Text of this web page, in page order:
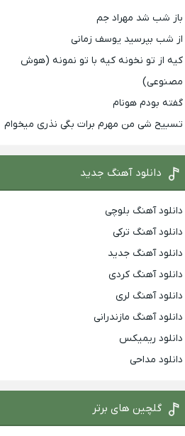
باز شب شد مهراد جم
از شب بپرسید یوسف زمانی
کیه از تو نخونه کیه با تو نمونه (هوش
مصنوعی)
گفته بودم هونام
تسبیح شی من مهرم برات بگی نذری میخوام
دانلود آهنگ جدید
دانلود آهنگ بلوچی
دانلود آهنگ ترکی
دانلود آهنگ جدید
دانلود آهنگ کردی
دانلود آهنگ لری
دانلود آهنگ مازندرانی
دانلود ریمیکس
دانلود مداحی
گلچین های برتر